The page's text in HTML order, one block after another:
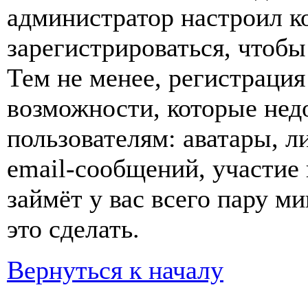
администратор
зарегистрироваться,
Тем не менее,
возможности, которые
пользователям: аватары,
email-сообщений, участие
займёт у вас всего пару
это сделать.
Вернуться к началу